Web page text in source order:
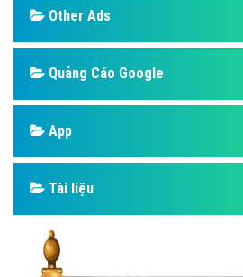
Other Ads
Quảng Cáo Google
App
Tài liệu